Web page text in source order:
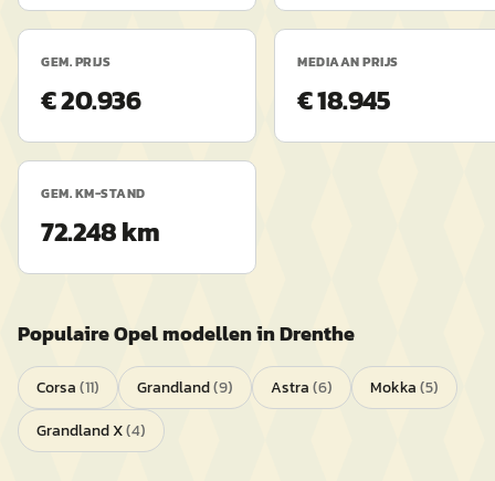
GEM. PRIJS
€ 20.936
MEDIAAN PRIJS
€ 18.945
GEM. KM-STAND
72.248 km
PopulaireOpelmodellen inDrenthe
Corsa(11) Grandland(9) Astra(6) Mokka(5)
Grandland X(4)